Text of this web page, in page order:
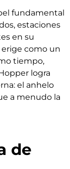
fundamental
estaciones
en su
erige como un
tiempo,
logra
el anhelo
a menudo la
de